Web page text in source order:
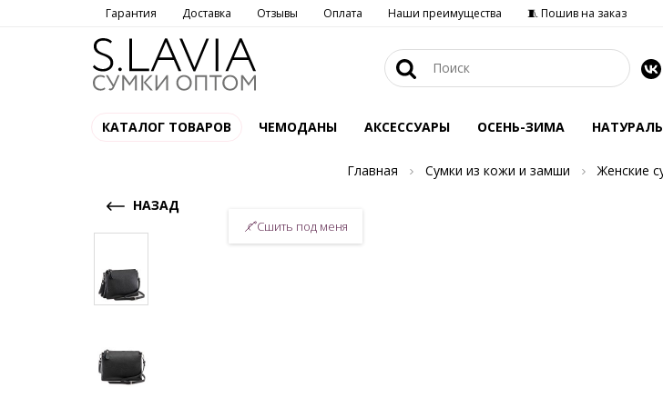
Гарантия Доставка Отзывы Оплата Наши преимущества 🧵 Пошив на заказ
КАТАЛОГ ТОВАРОВ ЧЕМОДАНЫ АКСЕССУАРЫ ОСЕНЬ-ЗИМА
Главная Сумки из кожи и замши Женские
НАЗАД
Сшить под меня